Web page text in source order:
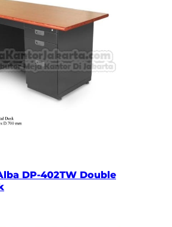
DP-402TW Double